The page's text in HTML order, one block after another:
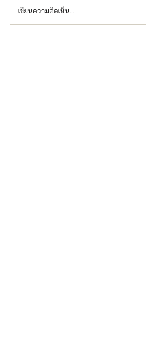
เขียนความคิดเห็น…